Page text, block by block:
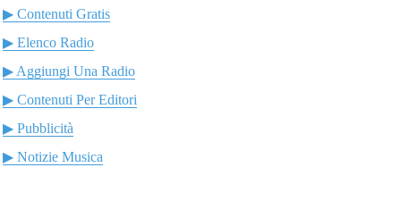
▶ Contenuti Gratis
▶ Elenco Radio
▶ Aggiungi Una Radio
▶ Contenuti Per Editori
▶ Pubblicità
▶ Notizie Musica